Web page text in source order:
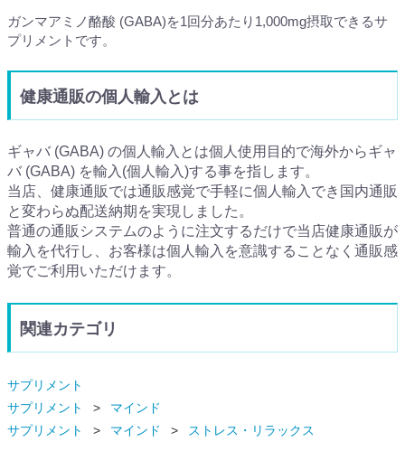
ガンマアミノ酪酸 (GABA)を1回分あたり1,000mg摂取できるサ
プリメントです。
健康通販の個人輸入とは
ギャバ (GABA) の個人輸入とは個人使用目的で海外からギャ
バ (GABA) を輸入(個人輸入)する事を指します。
当店、健康通販では通販感覚で手軽に個人輸入でき国内通販
と変わらぬ配送納期を実現しました。
普通の通販システムのように注文するだけで当店健康通販が
輸入を代行し、お客様は個人輸入を意識することなく通販感
覚でご利用いただけます。
関連カテゴリ
サプリメント
サプリメント
マインド
サプリメント
マインド ストレス・リラックス